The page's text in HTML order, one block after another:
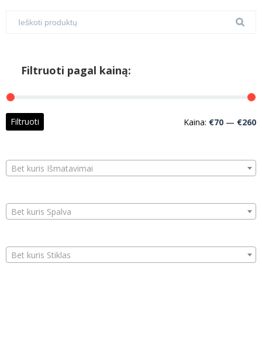
Filtruoti pagal kainą:
Filtruoti Kaina: €70 — €260
Bet kuris Išmatavimai
Bet kuris Spalva
Bet kuris Stiklas